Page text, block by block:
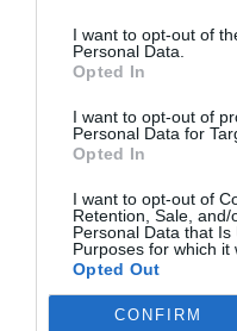
I want to opt-out of
Personal Data.
Opted In
I want to opt-out of
Personal Data for
Opted In
I want to opt-out of
Retention, Sale,
Personal Data that
Purposes for which it
Opted Out
CONFIRM
kronor
Lägenhet i
Lägenhet i
kronor
Kedjehus i